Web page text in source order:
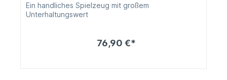
Ein handliches Spielzeug mit großem
Unterhaltungswert
76,90 €*